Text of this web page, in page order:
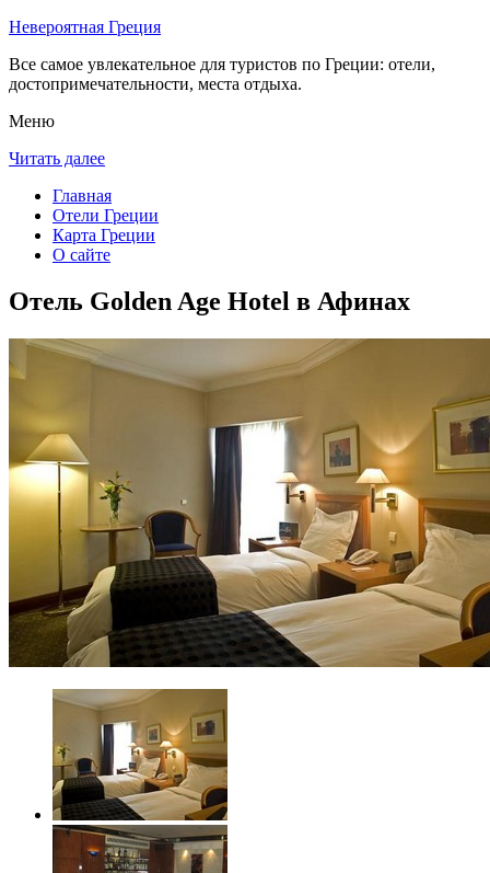
Невероятная Греция
Все самое увлекательное для туристов по Греции: отели,
достопримечательности, места отдыха.
Меню
Читать далее
Главная
Отели Греции
Карта Греции
О сайте
Отель Golden Age Hotel в Афинах